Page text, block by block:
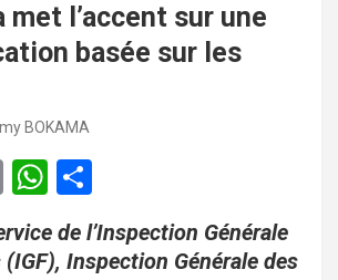
met l’accent sur une
basée sur les
BOKAMA
E
m
ail
W
at
ar
ta
de l’Inspection Générale
Inspection Générale des